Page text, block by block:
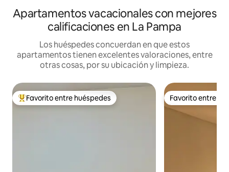
Apartamentos vacacionales con mejores
calificaciones en La Pampa
Los huéspedes concuerdan en que estos
apartamentos tienen excelentes valoraciones, entre
otras cosas, por su ubicación y limpieza.
Favorito entre huéspedes preferido
Favorito entre huéspedes Favorito entre
Favorito entre